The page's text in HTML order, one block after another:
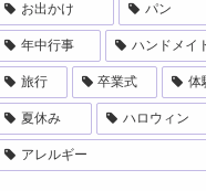
お出かけ パン
年中行事 ハンドメイ
旅行 卒業式 体
夏休み ハロウィン
アレルギー